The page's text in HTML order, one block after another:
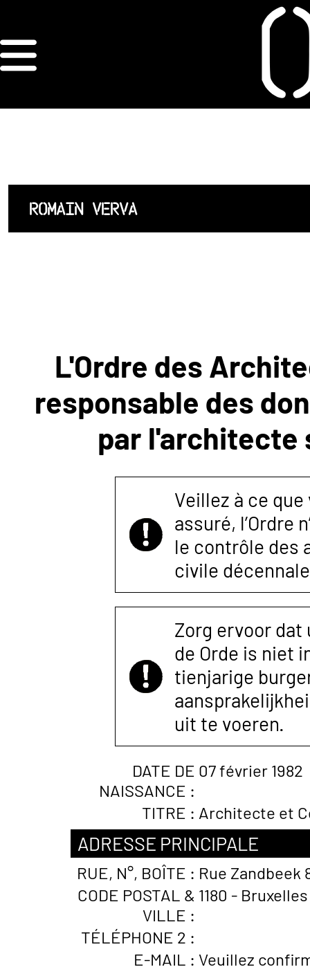
ORDRE DES
ARCHITECTES
LISTE DES
ARCHITECTES
NOUS
CONTACTER
ROMAIN VERVA
L'Ordre des
responsable des
par l'architecte
Veillez à ce
assuré, l’Ordre
le contrôle des
civile
Zorg ervoor
de Orde is niet
tienjarige
uit te voeren.
DATE DE
NAISSANCE :
07 février 1982
TITRE : Architecte et
ADRESSE PRINCIPALE
RUE, N°, BOÎTE : Rue Zandbeek
CODE POSTAL &
VILLE :
1180 -
TÉLÉPHONE 2 :
E-MAIL : Veuillez